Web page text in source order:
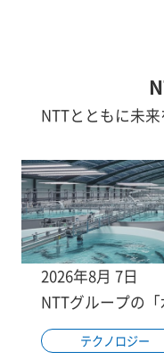
NTTとともに未来
2026年8月 7日
NTTグループの
テクノロジー